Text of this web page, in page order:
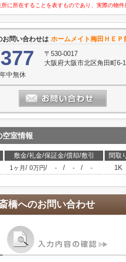
に所在することを表すものであり、実際の物件
お問い合わせは ホームメイト梅田ＨＥ
〒530-0017
大阪府大阪市北区角田町6-
中無休
空室情報
敷金/礼金/保証金/償却/敷引 間取
1ヶ月 / 0万円/ - / - / - 1K
橋へのお問い合わせ